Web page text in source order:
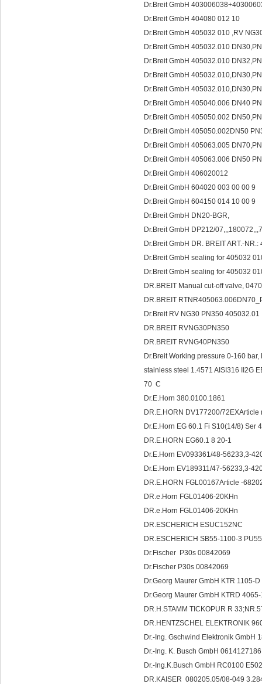
Dr.Breit GmbH
Dr.Breit GmbH 404080 012 10
Dr.Breit GmbH 405032 010 ,RV
Dr.Breit GmbH 405032.010
Dr.Breit GmbH 405032.010
Dr.Breit GmbH
Dr.Breit GmbH
Dr.Breit GmbH 405040.006 DN40
Dr.Breit GmbH 405050.002
Dr.Breit GmbH 405050.002DN50
Dr.Breit GmbH 405063.005
Dr.Breit GmbH 405063.006 DN50
Dr.Breit GmbH 406020012
Dr.Breit GmbH 604020 003 00 00 9
Dr.Breit GmbH 604150 014 10 00 9
Dr.Breit GmbH DN20-BGR,
Dr.Breit GmbH DP212/
Dr.Breit GmbH DR. BREIT ART.-
Dr.Breit GmbH sealing for 405032
Dr.Breit GmbH sealing for 405032
DR.BREIT Manual cut-off valve,
DR.BREIT
Dr.Breit RV NG30 PN350 405032.01
DR.BREIT RVNG30PN350
DR.BREIT RVNG40PN350
Dr.Breit Working pressure 0-160
stainless steel 1.4571 AISI316 II2G
70 C
Dr.E.Horn 380.0100.1861
DR.E.HORN DV177200/
Dr.E.Horn EG 60.1 Fi S10(14/8)
DR.E.HORN EG60.1 8 20-1
Dr.E.Horn EV093361/48-56233,3-
Dr.E.Horn EV189311/47-56233,3-
DR.E.HORN FGL00167Article -
DR.e.Horn FGL01406-20KHn
DR.e.Horn FGL01406-20KHn
DR.ESCHERICH ESUC152NC
DR.ESCHERICH SB55-1100-3
Dr.Fischer P30s 00842069
Dr.Fischer P30s 00842069
Dr.Georg Maurer GmbH KTR 1105-
Dr.Georg Maurer GmbH KTRD
DR.H.STAMM TICKOPUR R
DR.HENTZSCHEL ELEKTRONIK
Dr.-Ing. Gschwind Elektronik GmbH
Dr.-Ing. K. Busch GmbH
Dr.-Ing.K.Busch GmbH RC0100
DR.KAISER 080205.05/08-049